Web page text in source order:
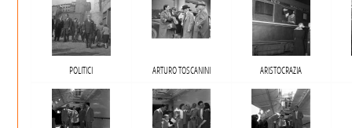
POLITICI ARTURO TOSCANINI ARISTOCRAZIA